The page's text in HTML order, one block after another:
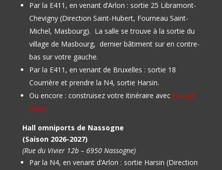
Par la E411, en venant d’Arlon : sortie 25 Libramont-
Chevigny (Direction Saint-Hubert, Fourneau Saint-
Michel, Masbourg). La salle se trouve à la sortie du
village de Masbourg, dernier bâtiment sur en contre-
bas sur votre gauche.
Par la E411, en venant de Bruxelles : sortie 18
Courrière et prendre la N4, sortie Harsin.
Ou encore : construisez votre itinéraire avec Google
Maps
Hall omniports de Nassogne
(Saison 2026-2027)
(Rue du Vivier 12b – 6950 Nassogne)
Par la N4, en venant d’Arlon : sortie Harsin (Direction